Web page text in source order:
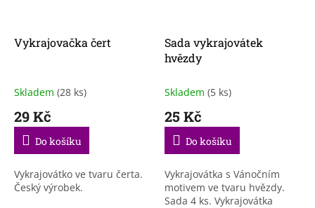
Vykrajovačka čert
Skladem (28 ks)
29 Kč
Do košíku
Vykrajovátko ve tvaru čerta.
Český výrobek.
Sada vykrajovátek
hvězdy
Skladem (5 ks)
25 Kč
Do košíku
Vykrajovátka s Vánočním
motivem ve tvaru hvězdy.
Sada 4 ks. Vykrajovátka